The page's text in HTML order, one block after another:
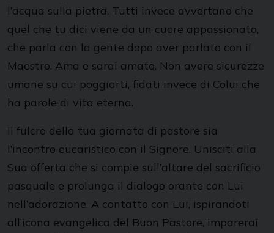
l’acqua sulla pietra. Tutti invece avvertano che
quel che tu dici viene da un cuore appassionato,
che parla con la gente dopo aver parlato con il
Maestro. Ama e sarai amato. Non avere sicurezze
umane su cui poggiarti, fidati invece di Colui che
ha parole di vita eterna.
Il fulcro della tua giornata di pastore sia
l’incontro eucaristico con il Signore. Unisciti alla
Sua offerta che si compie sull’altare del sacrificio
pasquale e prolunga il dialogo orante con Lui
nell’adorazione. A contatto con Lui, ispirandoti
all’icona evangelica del Buon Pastore, imparerai